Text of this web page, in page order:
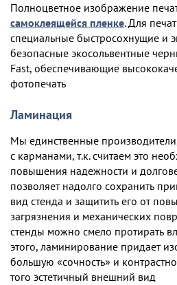
Полноцветное изображение
самоклеящейся пленке. Для
специальные быстросохнущие и
безопасные экосольвентные
Fast, обеспечивающие
фотопечать
Ламинация
Мы единственные
с карманами, т.к. считаем это
повышения надежности и
позволяет надолго сохранить
вид стенда и защитить его от
загрязнения и механических
стенды можно смело протирать
этого, ламинирование придает
большую «сочность» и
того эстетичный внешний вид